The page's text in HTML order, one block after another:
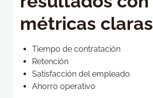
métricas claras
Tiempo de contratación
Retención
Satisfacción del empleado
Ahorro operativo